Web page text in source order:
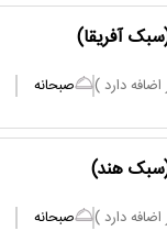
آفریقا)
صبحانه
هند)
صبحانه